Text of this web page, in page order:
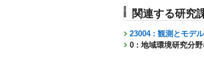
関連する研究
23004 : 観測とモデ
0 : 地域環境研究分